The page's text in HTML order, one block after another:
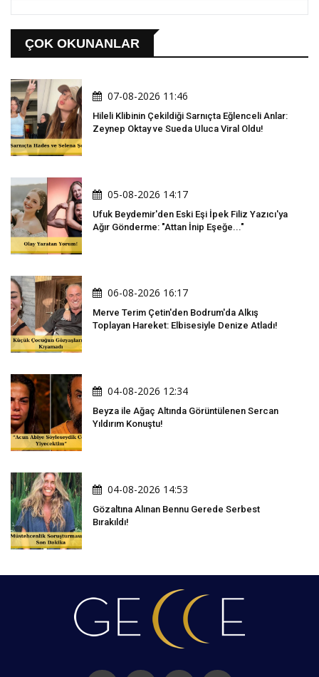
ÇOK OKUNANLAR
07-08-2026 11:46
Hileli Klibinin Çekildiği Sarnıçta Eğlenceli Anlar:
Zeynep Oktay ve Sueda Uluca Viral Oldu!
05-08-2026 14:17
Ufuk Beydemir'den Eski Eşi İpek Filiz Yazıcı'ya
Ağır Gönderme: "Attan İnip Eşeğe..."
06-08-2026 16:17
Merve Terim Çetin'den Bodrum'da Alkış
Toplayan Hareket: Elbisesiyle Denize Atladı!
04-08-2026 12:34
Beyza ile Ağaç Altında Görüntülenen Sercan
Yıldırım Konuştu!
04-08-2026 14:53
Gözaltına Alınan Bennu Gerede Serbest
Bırakıldı!